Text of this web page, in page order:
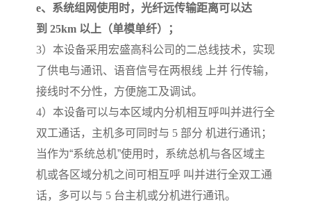
e、系统组网使用时，光纤远传输距离可以达
到 25km 以上（单模单纤）；
3）本设备采用宏盛高科公司的二总线技术，实现
了供电与通讯、语音信号在两根线
上并 行传输，
接线时不分性，方便施工及调试。
4）本设备可以与本区域内分机相互呼叫并进行全
双工通话，主机多可同时与 5 部分 机进行通讯；
当作为“系统总机”使用时，系统总机与各区域主
机或各区域分机之间可相互呼 叫并进行全双工通
话，多可以与 5 台主机或分机进行通讯。